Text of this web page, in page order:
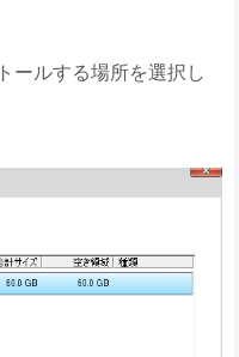
ールする場所を選択し